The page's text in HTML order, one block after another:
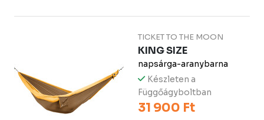
TICKET TO THE MOON
KING SIZE
napsárga-aranybarna
Készleten a
Függőágyboltban
31 900 Ft